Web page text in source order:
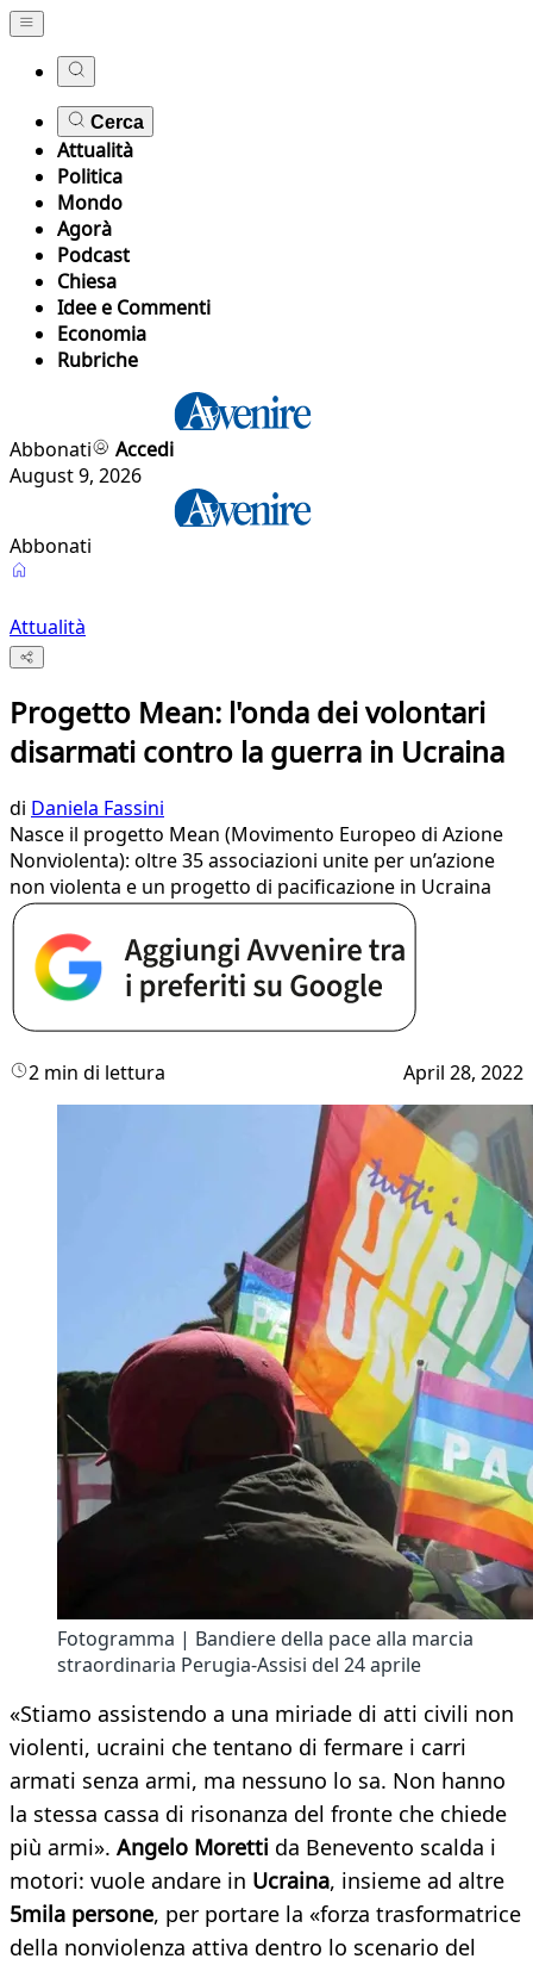
Cerca
Attualità
Politica
Mondo
Agorà
Podcast
Chiesa
Idee e Commenti
Economia
Rubriche
Abbonati
Accedi
August 9, 2026
Abbonati
Attualità
Progetto Mean: l'onda dei volontari
disarmati contro la guerra in Ucraina
di Daniela Fassini
Nasce il progetto Mean (Movimento Europeo di Azione
Nonviolenta): oltre 35 associazioni unite per un’azione
non violenta e un progetto di pacificazione in Ucraina
2 min di lettura April 28, 2022
Fotogramma | Bandiere della pace alla marcia
straordinaria Perugia-Assisi del 24 aprile
«Stiamo assistendo a una miriade di atti civili non
violenti, ucraini che tentano di fermare i carri
armati senza armi, ma nessuno lo sa. Non hanno
la stessa cassa di risonanza del fronte che chiede
più armi». Angelo Moretti da Benevento scalda i
motori: vuole andare in Ucraina, insieme ad altre
5mila persone, per portare la «forza trasformatrice
della nonviolenza attiva dentro lo scenario del